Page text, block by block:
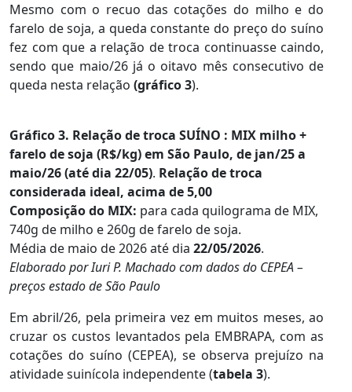
Mesmo com o recuo das cotações do milho e do
farelo de soja, a queda constante do preço do suíno
fez com que a relação de troca continuasse caindo,
sendo que maio/26 já o oitavo mês consecutivo de
queda nesta relação (gráfico 3).
Gráfico 3. Relação de troca SUÍNO : MIX milho +
farelo de soja (R$/kg) em São Paulo, de jan/25 a
maio/26 (até dia 22/05). Relação de troca
considerada ideal, acima de 5,00
Composição do MIX: para cada quilograma de MIX,
740g de milho e 260g de farelo de soja.
Média de maio de 2026 até dia 22/05/2026.
Elaborado por Iuri P. Machado com dados do CEPEA –
preços estado de São Paulo
Em abril/26, pela primeira vez em muitos meses, ao
cruzar os custos levantados pela EMBRAPA, com as
cotações do suíno (CEPEA), se observa prejuízo na
atividade suinícola independente (tabela 3).